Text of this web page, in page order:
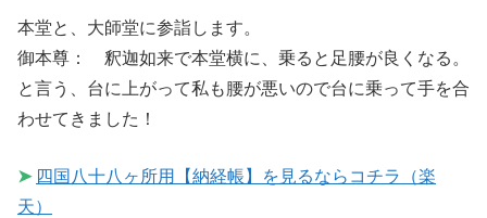
本堂と、大師堂に参詣します。
御本尊： 釈迦如来で本堂横に、乗ると足腰が良くなる。
と言う、台に上がって私も腰が悪いので台に乗って手を合
わせてきました！
➤ 四国八十八ヶ所用【納経帳】を見るならコチラ（楽
天）